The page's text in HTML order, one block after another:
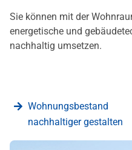
Sie können mit der
energetische und
nachhaltig umsetzen.
Wohnungsbestand
nachhaltiger gestalten